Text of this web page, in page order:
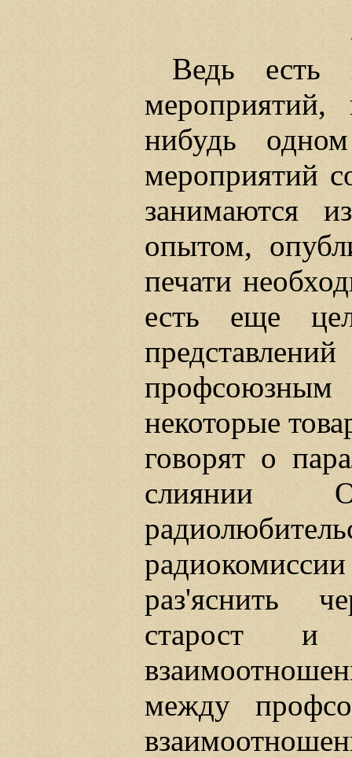
Ведь есть
мероприятий,
нибудь
мероприятий
занимаются
опытом,
печати
есть еще
некоторые
говорят о
слиянии
раз'яснить
старост и
между